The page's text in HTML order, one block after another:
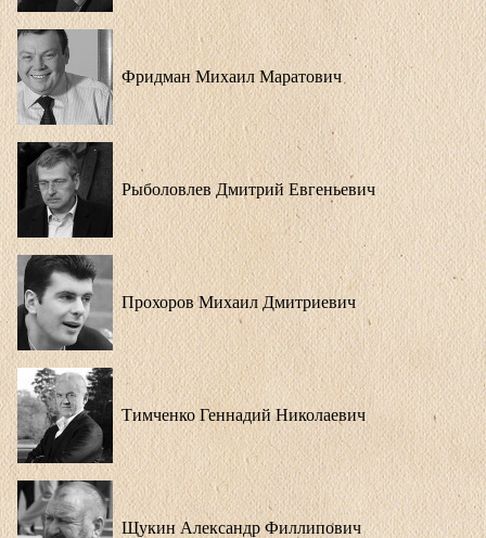
Фридман Михаил Маратович
Рыболовлев Дмитрий Евгеньевич
Прохоров Михаил Дмитриевич
Тимченко Геннадий Николаевич
Щукин Александр Филлипович